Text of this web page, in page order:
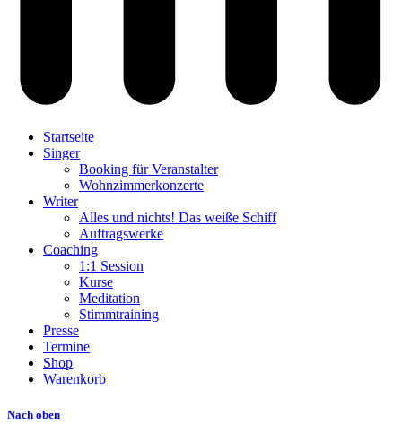
Startseite
Singer
Booking für Veranstalter
Wohnzimmerkonzerte
Writer
Alles und nichts! Das weiße Schiff
Auftragswerke
Coaching
1:1 Session
Kurse
Meditation
Stimmtraining
Presse
Termine
Shop
Warenkorb
Nach oben